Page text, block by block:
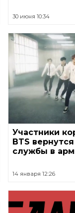
30 июня 10:34
Участники
BTS
службы в
14 января 12:26